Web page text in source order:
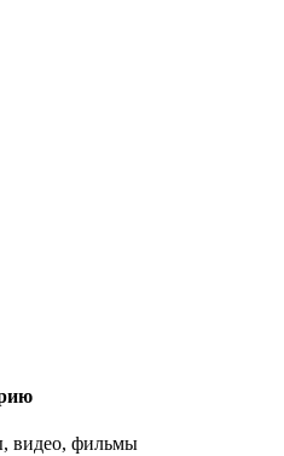
видео, фильмы